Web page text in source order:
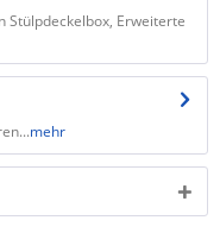
Stülpdeckelbox, Erweiterte
mehr